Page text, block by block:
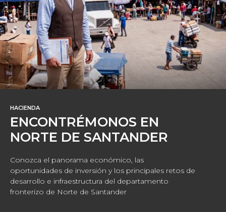
HACIENDA
ENCONTRÉMONOS EN
NORTE DE SANTANDER
Conozca el panorama económico, las
oportunidades de inversión y los principales retos de
desarrollo e infraestructura del departamento
fronterizo de Norte de Santander